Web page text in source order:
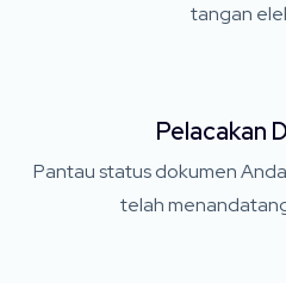
tangan
Pelacakan
Pantau status dokumen
telah